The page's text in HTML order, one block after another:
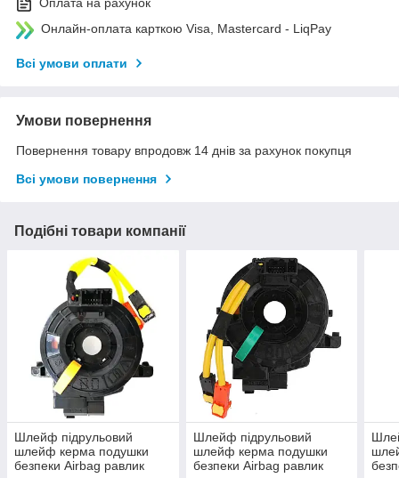
Оплата на рахунок
Онлайн-оплата карткою Visa, Mastercard - LiqPay
Всі умови оплати
Умови повернення
Повернення товару впродовж 14 днів за рахунок покупця
Всі умови повернення
Подібні товари компанії
Шлейф підрульовий
шлейф керма подушки
безпеки Airbag равлик
Шлейф підрульовий
шлейф керма подушки
безпеки Airbag равлик